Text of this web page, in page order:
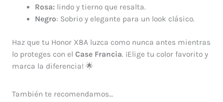
Rosa: lindo y tierno que resalta.
Negro: Sobrio y elegante para un look clásico.
Haz que tu Honor X8A luzca como nunca antes mientras
lo proteges con el Case Francia. ¡Elige tu color favorito y
marca la diferencia! 🌟
También te recomendamos…